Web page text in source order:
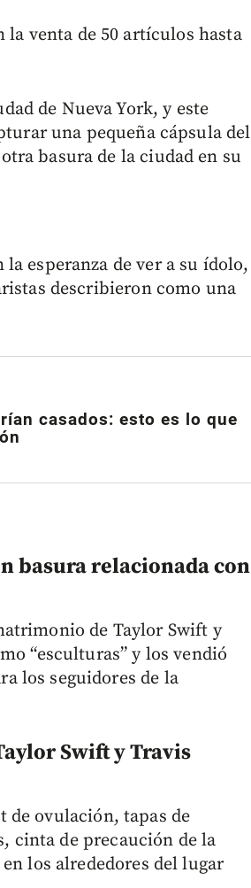
la venta de 50 artículos hasta
de Nueva York, y este
una pequeña cápsula del
basura de la ciudad en su
esperanza de ver a su ídolo,
describieron como una
casados: esto es lo que
basura relacionada con
de Taylor Swift y
“esculturas” y los vendió
los seguidores de la
Swift y Travis
ovulación, tapas de
cinta de precaución de la
los alrededores del lugar